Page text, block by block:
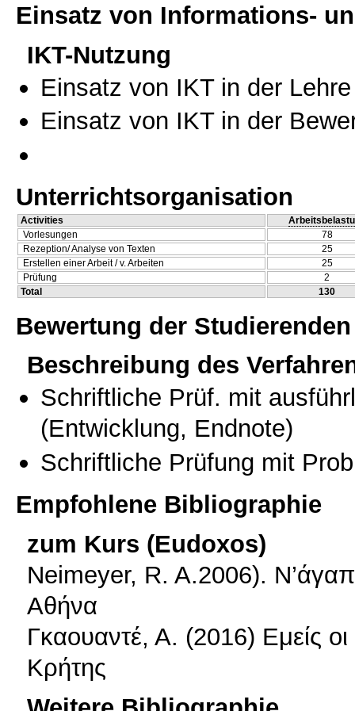
Einsatz von Informations-
IKT-Nutzung
Einsatz von IKT in der Lehre
Einsatz von IKT in der
Unterrichtsorganisation
Activities
Vorlesungen
78
Rezeption/ Analyse von Texten
25
Erstellen einer Arbeit / v. Arbeiten
25
Prüfung
2
Total
130
Bewertung der Studierenden
Beschreibung des
Schriftliche Prüf. mit
(Entwicklung, Endnote)
Schriftliche Prüfung mit
Empfohlene Bibliographie
zum Kurs (Eudoxos)
Neimeyer, R. A.2006).
Αθήνα
Γκαουαντέ, Α. (2016) Εμείς οι
Κρήτης